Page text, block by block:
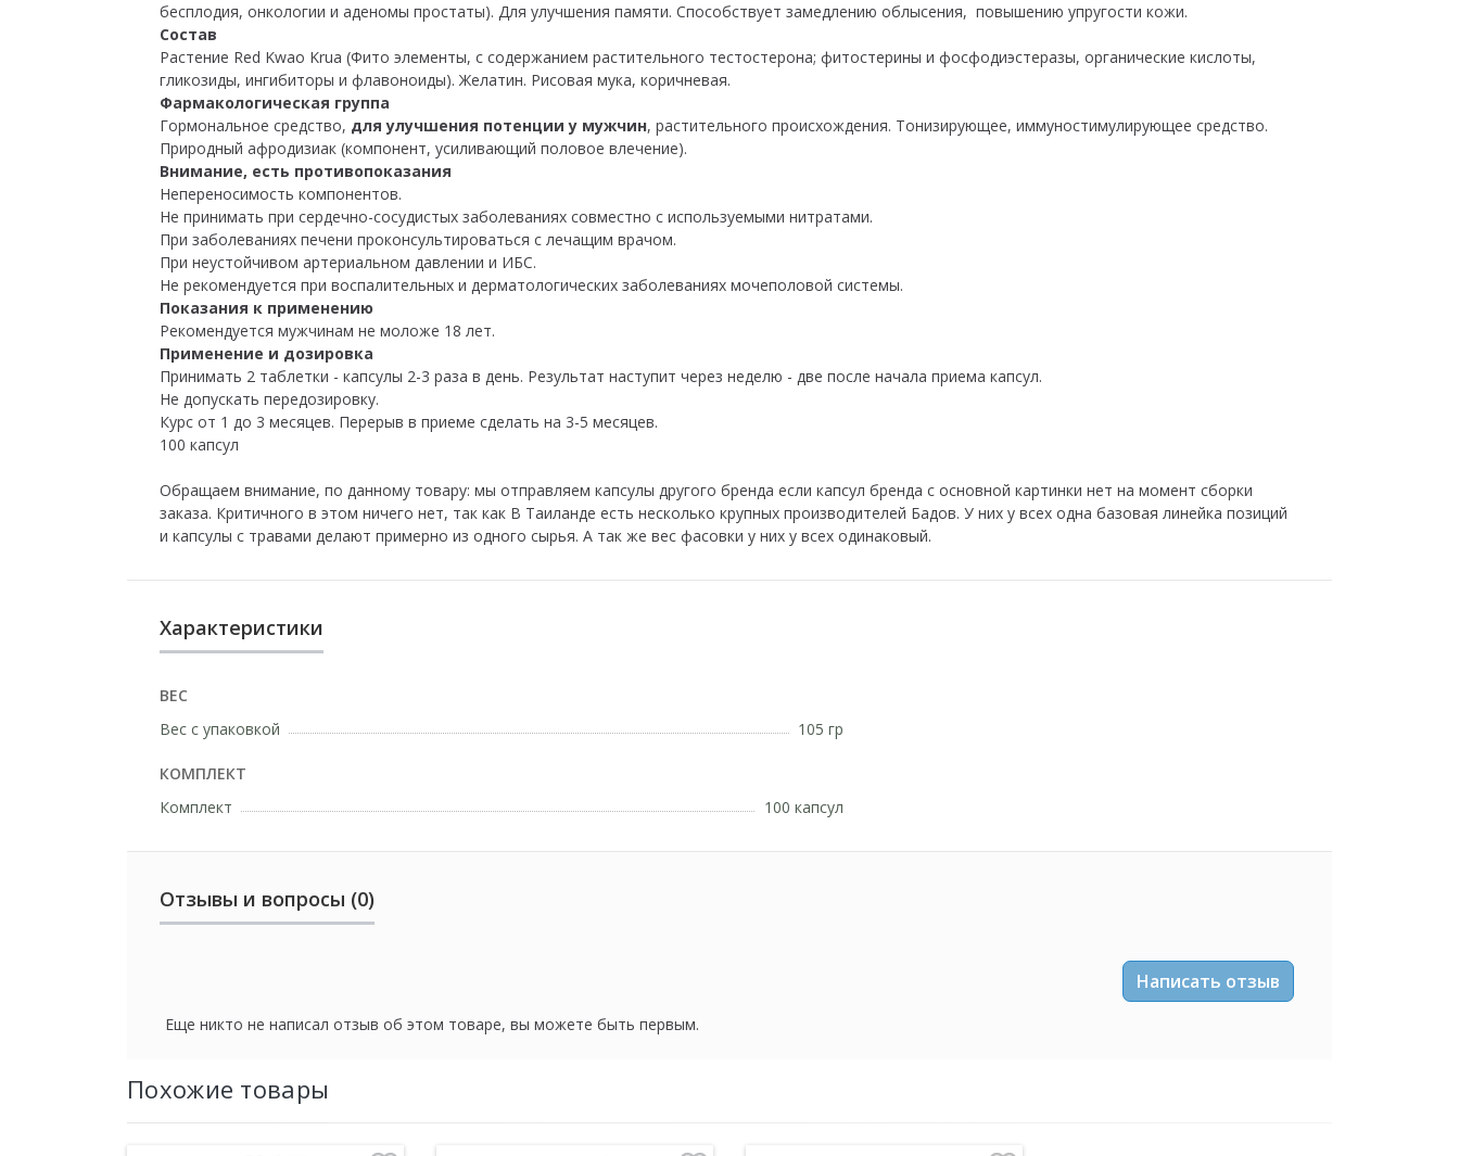
бесплодия, онкологии и аденомы простаты). Для улучшения памяти. Способствует замедлению облысения, повышению упругости кожи.
Состав
Растение Red Kwao Krua (Фито элементы, с содержанием растительного тестостерона; фитостерины и фосфодиэстеразы, органические кислоты,
гликозиды, ингибиторы и флавоноиды). Желатин. Рисовая мука, коричневая.
Фармакологическая группа
Гормональное средство, для улучшения потенции у мужчин, растительного происхождения. Тонизирующее, иммуностимулирующее средство.
Природный афродизиак (компонент, усиливающий половое влечение).
Внимание, есть противопоказания
Непереносимость компонентов.
Не принимать при сердечно-сосудистых заболеваниях совместно с используемыми нитратами.
При заболеваниях печени проконсультироваться с лечащим врачом.
При неустойчивом артериальном давлении и ИБС.
Не рекомендуется при воспалительных и дерматологических заболеваниях мочеполовой системы.
Показания к применению
Рекомендуется мужчинам не моложе 18 лет.
Применение и дозировка
Принимать 2 таблетки - капсулы 2-3 раза в день. Результат наступит через неделю - две после начала приема капсул.
Не допускать передозировку.
Курс от 1 до 3 месяцев. Перерыв в приеме сделать на 3-5 месяцев.
100 капсул
Обращаем внимание, по данному товару: мы отправляем капсулы другого бренда если капсул бренда с основной картинки нет на момент сборки
заказа. Критичного в этом ничего нет, так как В Таиланде есть несколько крупных производителей Бадов. У них у всех одна базовая линейка позиций
и капсулы с травами делают примерно из одного сырья. А так же вес фасовки у них у всех одинаковый.
Характеристики
ВЕС
Вес с упаковкой
105 гр
КОМПЛЕКТ
Комплект
100 капсул
Отзывы и вопросы (0)
Написать отзыв
Еще никто не написал отзыв об этом товаре, вы можете быть первым.
Похожие товары